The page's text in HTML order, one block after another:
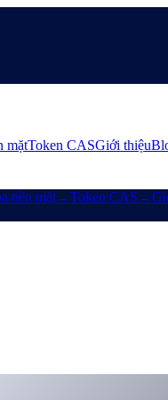
mặtToken CASGiới thiệu
tiền mặt→Token CAS →